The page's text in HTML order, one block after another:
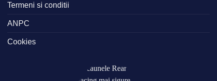
Termeni si conditii
ANPC
Cookies